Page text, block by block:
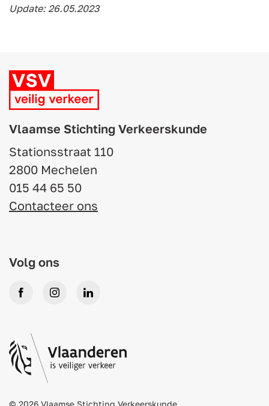
Update: 26.05.2023
Vlaamse Stichting Verkeerskunde
Stationsstraat 110
2800 Mechelen
015 44 65 50
Contacteer ons
Volg ons
FacebookInstagramLinkedIn
© 2026 Vlaamse Stichting Verkeerskunde